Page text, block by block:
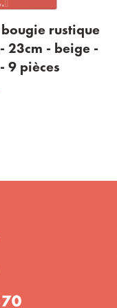
Bolsius - bougie
de table - 23cm -
rose - en boîte - 9